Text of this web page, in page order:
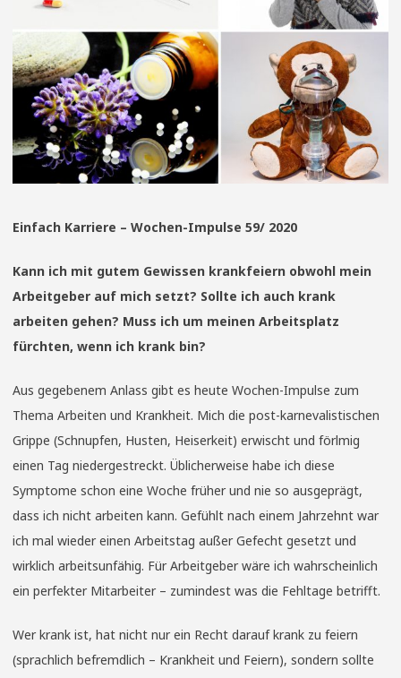
Einfach Karriere – Wochen-Impulse 59/ 2020
Kann ich mit gutem Gewissen krankfeiern obwohl mein
Arbeitgeber auf mich setzt? Sollte ich auch krank
arbeiten gehen? Muss ich um meinen Arbeitsplatz
fürchten, wenn ich krank bin?
Aus gegebenem Anlass gibt es heute Wochen-Impulse zum
Thema Arbeiten und Krankheit. Mich die post-karnevalistischen
Grippe (Schnupfen, Husten, Heiserkeit) erwischt und förlmig
einen Tag niedergestreckt. Üblicherweise habe ich diese
Symptome schon eine Woche früher und nie so ausgeprägt,
dass ich nicht arbeiten kann. Gefühlt nach einem Jahrzehnt war
ich mal wieder einen Arbeitstag außer Gefecht gesetzt und
wirklich arbeitsunfähig. Für Arbeitgeber wäre ich wahrscheinlich
ein perfekter Mitarbeiter – zumindest was die Fehltage betrifft.
Wer krank ist, hat nicht nur ein Recht darauf krank zu feiern
(sprachlich befremdlich – Krankheit und Feiern), sondern sollte